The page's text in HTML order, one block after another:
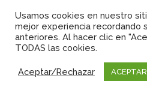
Hola Roberto,
de días mas.
Usamos cookies en nuestro
mejor experiencia recordando
anteriores. Al hacer clic en
TODAS las cookies.
Aceptar/Rechazar ACEPTAR